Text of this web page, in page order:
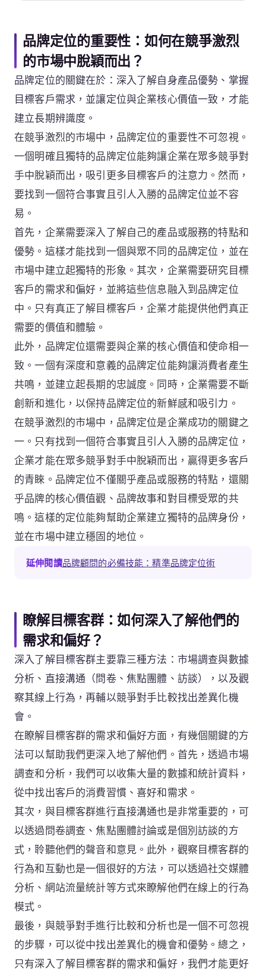
品牌定位的重要性：如何在競爭激烈
的市場中脫穎而出？
品牌定位的關鍵在於：深入了解自身產品優勢、掌握
目標客戶需求，並讓定位與企業核心價值一致，才能
建立長期辨識度。
在競爭激烈的市場中，品牌定位的重要性不可忽視。
一個明確且獨特的品牌定位能夠讓企業在眾多競爭對
手中脫穎而出，吸引更多目標客戶的注意力。然而，
要找到一個符合事實且引人入勝的品牌定位並不容
易。
首先，企業需要深入了解自己的產品或服務的特點和
優勢。這樣才能找到一個與眾不同的品牌定位，並在
市場中建立起獨特的形象。其次，企業需要研究目標
客戶的需求和偏好，並將這些信息融入到品牌定位
中。只有真正了解目標客戶，企業才能提供他們真正
需要的價值和體驗。
此外，品牌定位還需要與企業的核心價值和使命相一
致。一個有深度和意義的品牌定位能夠讓消費者產生
共鳴，並建立起長期的忠誠度。同時，企業需要不斷
創新和進化，以保持品牌定位的新鮮感和吸引力。
在競爭激烈的市場中，品牌定位是企業成功的關鍵之
一。只有找到一個符合事實且引人入勝的品牌定位，
企業才能在眾多競爭對手中脫穎而出，贏得更多客戶
的青睞。品牌定位不僅關乎產品或服務的特點，還關
乎品牌的核心價值觀、品牌故事和對目標受眾的共
鳴。這樣的定位能夠幫助企業建立獨特的品牌身份，
並在市場中建立穩固的地位。
延伸閱讀品牌顧問的必備技能：精準品牌定位術
瞭解目標客群：如何深入了解他們的
需求和偏好？
深入了解目標客群主要靠三種方法：市場調查與數據
分析、直接溝通（問卷、焦點團體、訪談），以及觀
察其線上行為，再輔以競爭對手比較找出差異化機
會。
在瞭解目標客群的需求和偏好方面，有幾個關鍵的方
法可以幫助我們更深入地了解他們。首先，透過市場
調查和分析，我們可以收集大量的數據和統計資料，
從中找出客戶的消費習慣、喜好和需求。
其次，與目標客群進行直接溝通也是非常重要的，可
以透過問卷調查、焦點團體討論或是個別訪談的方
式，聆聽他們的聲音和意見。此外，觀察目標客群的
行為和互動也是一個很好的方法，可以透過社交媒體
分析、網站流量統計等方式來瞭解他們在線上的行為
模式。
最後，與競爭對手進行比較和分析也是一個不可忽視
的步驟，可以從中找出差異化的機會和優勢。總之，
只有深入了解目標客群的需求和偏好，我們才能更好